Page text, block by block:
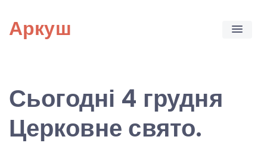
content
Аркуш
Сьогодні 4 грудня
Церковне свято.